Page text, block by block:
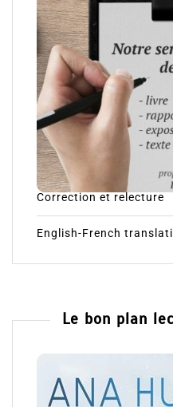
Correction et relecture
English-French
Le bon plan